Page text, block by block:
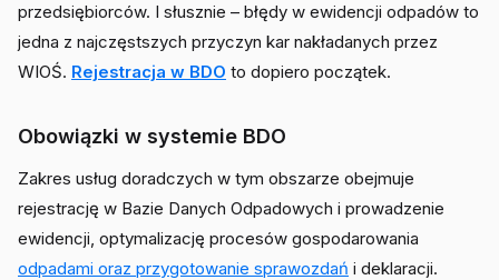
przedsiębiorców. I słusznie – błędy w ewidencji odpadów to
jedna z najczęstszych przyczyn kar nakładanych przez
WIOŚ. Rejestracja w BDO to dopiero początek.
Obowiązki w systemie BDO
Zakres usług doradczych w tym obszarze obejmuje
rejestrację w Bazie Danych Odpadowych i prowadzenie
ewidencji, optymalizację procesów gospodarowania
odpadami oraz przygotowanie sprawozdań i deklaracji.